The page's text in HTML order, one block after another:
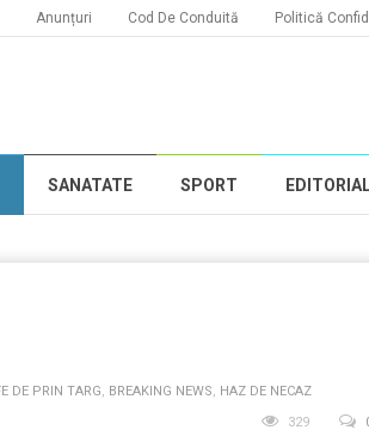
Anunțuri Cod De Conduită Politică
SANATATE SPORT
DE PRIN TARG, BREAKING NEWS, HAZ DE NECAZ
329